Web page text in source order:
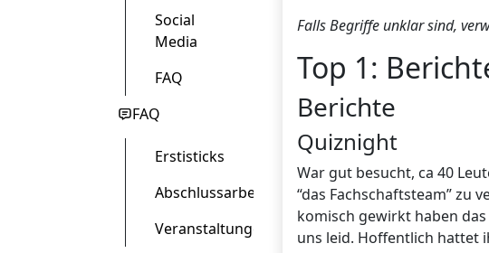
Social
Media
FAQ
FAQ
Erstisticks
Abschlussarbeit
Veranstaltungen
Falls Begriffe unklar sind,
Top 1:
Berichte
Quiznight
War gut besucht, ca 40
“das Fachschaftsteam” zu
komisch gewirkt haben
uns leid. Hoffentlich hattet